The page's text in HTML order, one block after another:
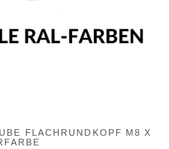
FLACHRUNDKOPF M8 X